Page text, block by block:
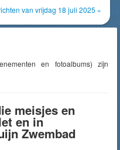
van vrijdag 18 juli 2025 »
en fotoalbums) zijn
meisjes en
en in
Zwembad